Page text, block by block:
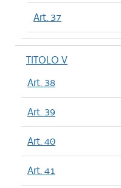
Art. 37
TITOLO V
Art. 38
Art. 39
Art. 40
Art. 41